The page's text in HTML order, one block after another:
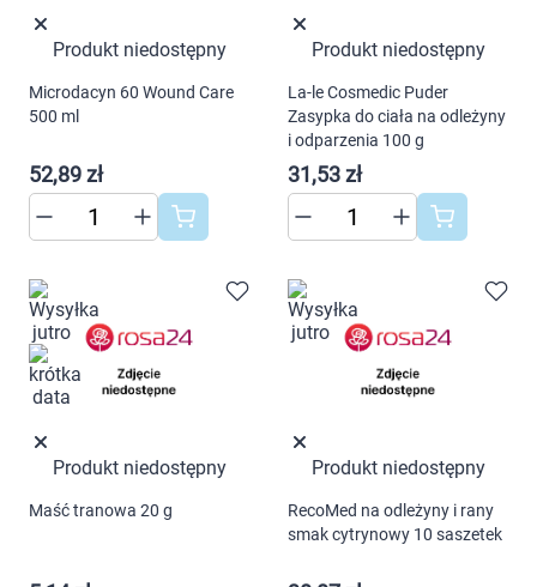
Produkt niedostępny
Microdacyn 60 Wound Care
500 ml
52,89 zł
Produkt niedostępny
La-le Cosmedic Puder
Zasypka do ciała na odleżyny
i odparzenia 100 g
31,53 zł
Produkt niedostępny
Maść tranowa 20 g
Produkt niedostępny
RecoMed na odleżyny i rany
smak cytrynowy 10 saszetek